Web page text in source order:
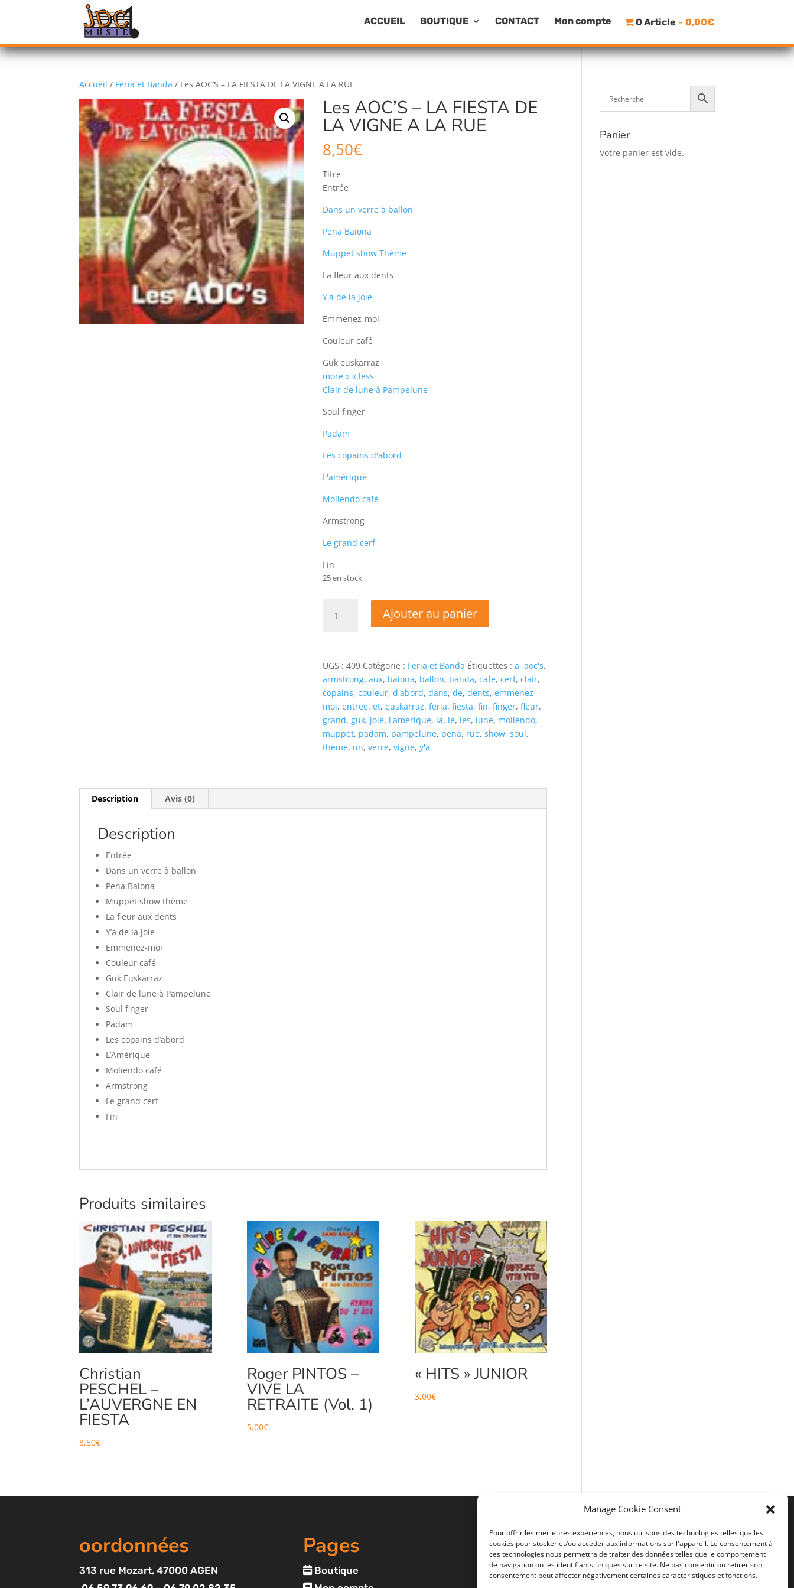
Manage Cookie Consent
Pour offrir les meilleures expériences, nous utilisons des technologies telles que les
cookies pour stocker et/ou accéder aux informations sur l'appareil. Le consentement à
ces technologies nous permettra de traiter des données telles que le comportement
de navigation ou les identifiants uniques sur ce site. Ne pas consentir ou retirer son
consentement peut affecter négativement certaines caractéristiques et fonctions.
ACCUEIL BOUTIQUE CONTACT Mon compte 0 Article 0,00€
Accueil / Feria et Banda / Les AOC’S – LA FIESTA DE LA VIGNE A LA RUE
Les AOC’S – LA FIESTA DE
LA VIGNE A LA RUE
8,50€
Titre
Entrée
Dans un verre à ballon
Pena Baiona
Muppet show Théme
La fleur aux dents
Y'a de la joie
Emmenez-moi
Couleur café
Guk euskarraz
more » « less
Clair de lune à Pampelune
Soul finger
Padam
Les copains d'abord
L'amérique
Moliendo café
Armstrong
Le grand cerf
Fin
25 en stock
FIESTA
DE
VIGNE
A
Ajouter au panier
UGS :409 Catégorie : Feria et Banda Étiquettes :a,aoc's,
armstrong,aux, baiona, ballon, banda,cafe,cerf,clair,
copains,couleur,d'abord,dans,de,dents,emmenez-
moi,entree,et,euskarraz,feria,fiesta,fin,finger,fleur,
grand,guk, joie, l'amerique, la, le, les, lune, moliendo,
muppet, padam, pampelune, pena, rue,show,soul,
theme, un,verre,vigne,y'a
Description Avis (0)
Description
Entrée
Dans un verre à ballon
Pena Baiona
Muppet show thème
La fleur aux dents
Y’a de la joie
Emmenez-moi
Couleur café
Guk Euskarraz
Clair de lune à Pampelune
Soul finger
Padam
Les copains d’abord
L’Amérique
Moliendo café
Armstrong
Le grand cerf
Fin
Produits similaires
Christian
PESCHEL –
L’AUVERGNE EN
FIESTA
8,50€
Roger PINTOS –
VIVE LA
RETRAITE (Vol. 1)
5,00€
« HITS » JUNIOR
3,00€
Panier
Votre panier est vide.
oordonnées
313 rue Mozart, 47000 AGEN
Pages
Boutique
Liens utiles
Mentions légales